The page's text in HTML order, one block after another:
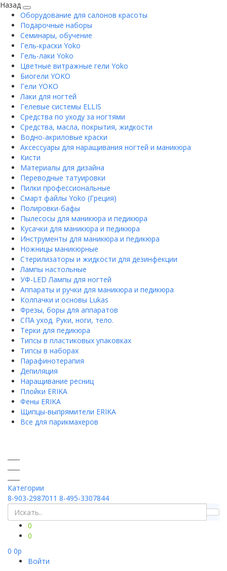
Назад
Оборудование для салонов красоты
Подарочные наборы
Семинары, обучение
Гель-краски Yoko
Гель-лаки Yoko
Цветные витражные гели Yoko
Биогели YOKO
Гели YOKO
Лаки для ногтей
Гелевые системы ELLIS
Средства по уходу за ногтями
Средства, масла, покрытия, жидкости
Водно-акриловые краски
Аксессуары для наращивания ногтей и маникюра
Кисти
Материалы для дизайна
Переводные татуировки
Пилки профессиональные
Смарт файлы Yoko (Греция)
Полировки-бафы
Пылесосы для маникюра и педикюра
Кусачки для маникюра и педикюра
Инструменты для маникюра и педикюра
Ножницы маникюрные
Стерилизаторы и жидкости для дезинфекции
Лампы настольные
УФ-LED Лампы для ногтей
Аппараты и ручки для маникюра и педикюра
Колпачки и основы Lukas
Фрезы, боры для аппаратов
СПА уход. Руки, ноги, тело.
Терки для педикюра
Типсы в пластиковых упаковках
Типсы в наборах
Парафинотерапия
Депиляция
Наращивание ресниц
Плойки ERIKA
Фены ERIKA
Щипцы-выпрямители ERIKA
Все для парикмахеров
Категории
8-903-2987011 8-495-3307844
0
0
0 0p
Войти